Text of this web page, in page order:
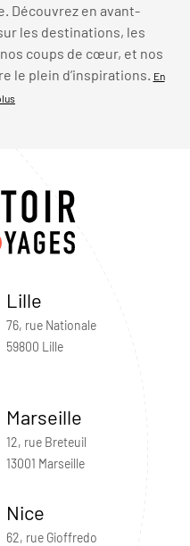
Découvrez en avant-
les destinations, les
coups de cœur, et nos
le plein d’inspirations. En
Lille
76, rue Nationale
59800 Lille
Marseille
12, rue Breteuil
13001 Marseille
Nice
62, rue Gioffredo